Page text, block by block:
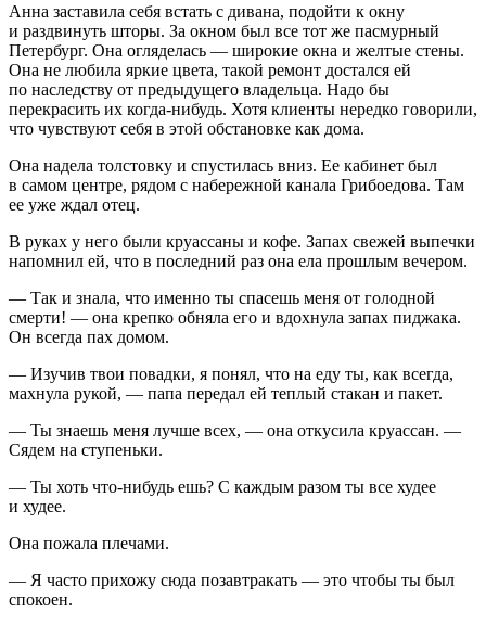
Анна заставила себя встать с дивана, подойти к окну
и раздвинуть шторы. За окном был все тот же пасмурный
Петербург. Она огляделась — широкие окна и желтые стены.
Она не любила яркие цвета, такой ремонт достался ей
по наследству от предыдущего владельца. Надо бы
перекрасить их когда-нибудь. Хотя клиенты нередко говорили,
что чувствуют себя в этой обстановке как дома.
Она надела толстовку и спустилась вниз. Ее кабинет был
в самом центре, рядом с набережной канала Грибоедова. Там
ее уже ждал отец.
В руках у него были круассаны и кофе. Запах свежей выпечки
напомнил ей, что в последний раз она ела прошлым вечером.
— Так и знала, что именно ты спасешь меня от голодной
смерти! — она крепко обняла его и вдохнула запах пиджака.
Он всегда пах домом.
— Изучив твои повадки, я понял, что на еду ты, как всегда,
махнула рукой, — папа передал ей теплый стакан и пакет.
— Ты знаешь меня лучше всех, — она откусила круассан. —
Сядем на ступеньки.
— Ты хоть что-нибудь ешь? С каждым разом ты все худее
и худее.
Она пожала плечами.
— Я часто прихожу сюда позавтракать — это чтобы ты был
спокоен.